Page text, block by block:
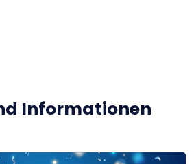
Informationen